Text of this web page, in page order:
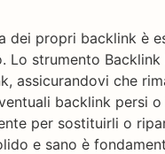
dei propri backlink è
Lo strumento
assicurandovi che
backlink persi
per sostituirli o
e sano è